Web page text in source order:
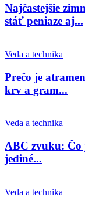
Najčastejšie
stáť peniaze aj...
Veda a technika
Prečo je
krv a gram...
Veda a technika
ABC zvuku: Čo
jediné...
Veda a technika